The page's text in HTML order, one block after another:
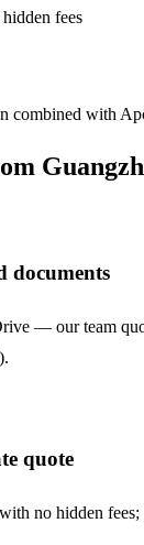
fees
combined with
documents
— our team
quote
no hidden fees;